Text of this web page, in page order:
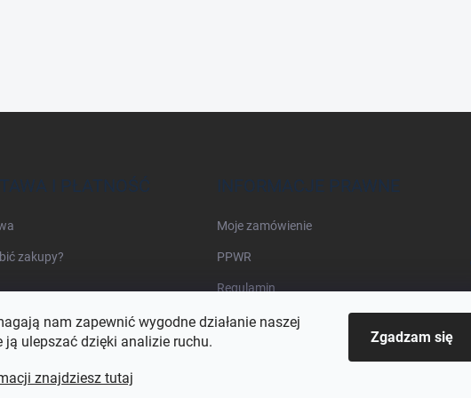
nam zapewnić wygodne działanie naszej
ją ulepszać dzięki analizie ruchu.
znajdziesz tutaj
Zgadzam się
I PŁATNOŚĆ
zakupy?
INFORMACJE PRAWNE
Moje zamówienie
PPWR
Regulamin